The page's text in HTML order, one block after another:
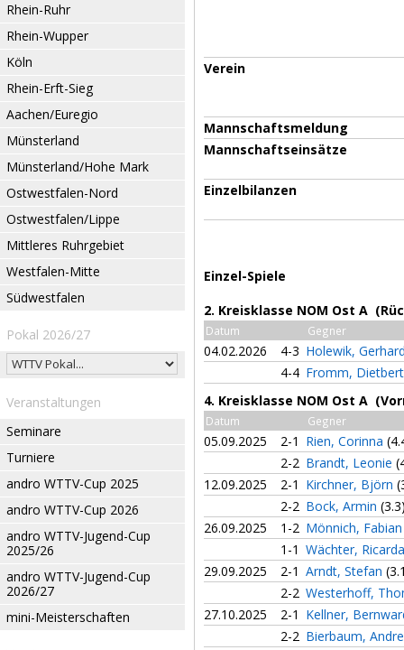
Rhein-Ruhr
Rhein-Wupper
Köln
Rhein-Erft-Sieg
Aachen/Euregio
Münsterland
Münsterland/Hohe Mark
Ostwestfalen-Nord
Ostwestfalen/Lippe
Mittleres Ruhrgebiet
Westfalen-Mitte
Südwestfalen
Pokal 2026/27
Veranstaltungen
Seminare
Turniere
andro WTTV-Cup 2025
andro WTTV-Cup 2026
andro WTTV-Jugend-Cup
2025/26
andro WTTV-Jugend-Cup
2026/27
mini-Meisterschaften
Verein
Mannschaftsmeldung
Mannschaftseinsätze
Einzelbilanzen
Einzel-Spiele
2. Kreisklasse NOM Ost A
Datum Gegner
04.02.2026 4-3 Holewik,
4-4 Fromm,
4. Kreisklasse NOM Ost A
Datum Gegner
05.09.2025 2-1 Rien, Corinna
2-2 Brandt, Leonie
12.09.2025
2-1 Kirchner, Björn
2-2 Bock, Armin
26.09.2025
1-2 Mönnich,
1-1 Wächter,
29.09.2025
2-1 Arndt, Stefan
2-2 Westerhoff,
27.10.2025
2-1 Kellner,
2-2 Bierbaum,